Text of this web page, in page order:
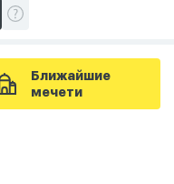
Ближайшие
мечети